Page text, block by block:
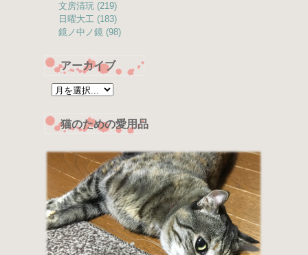
文房清玩 (219)
日曜大工 (183)
鏡ノ中ノ鏡 (98)
アーカイブ
猫のための愛用品